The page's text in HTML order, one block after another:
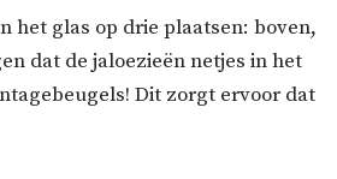
het glas op drie plaatsen: boven,
dat de jaloezieën netjes in het
Dit zorgt ervoor dat